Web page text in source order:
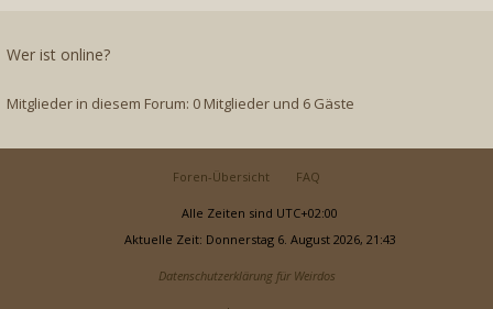
Wer ist online?
Mitglieder in diesem Forum: 0 Mitglieder und 6 Gäste
Foren-Übersicht FAQ
Alle Zeiten sind UTC+02:00
Aktuelle Zeit: Donnerstag 6. August 2026, 21:43
Datenschutzerklärung für Weirdos